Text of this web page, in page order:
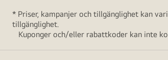
* Priser, kampanjer och tillgänglighet kan
tillgänglighet.
Kuponger och/eller rabattkoder kan inte